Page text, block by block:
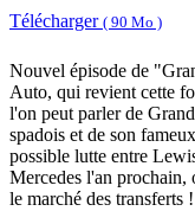
Télécharger ( 90 Mo )
Nouvel épisode de
Auto, qui revient cette
l'on peut parler de
spadois et de son
possible lutte entre
Mercedes l'an prochain,
le marché des transferts !